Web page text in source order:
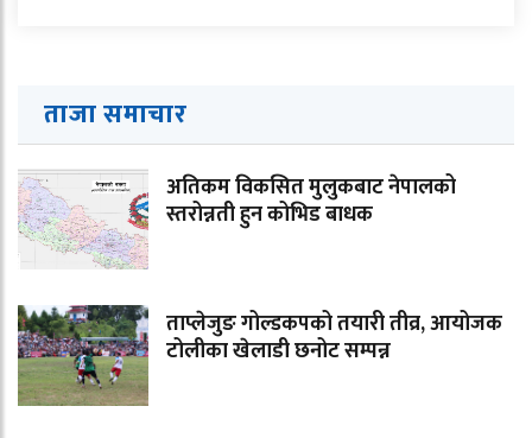
ताजा समाचार
अतिकम विकसित मुलुकबाट नेपालको
स्तरोन्नती हुन कोभिड बाधक
ताप्लेजुङ गोल्डकपको तयारी तीव्र, आयोजक
टोलीका खेलाडी छनोट सम्पन्न